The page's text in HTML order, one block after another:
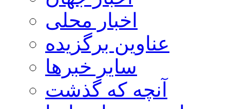
اخبار محلی
عناوین برگزیده
سایر خبرها
آنچه که گذشت